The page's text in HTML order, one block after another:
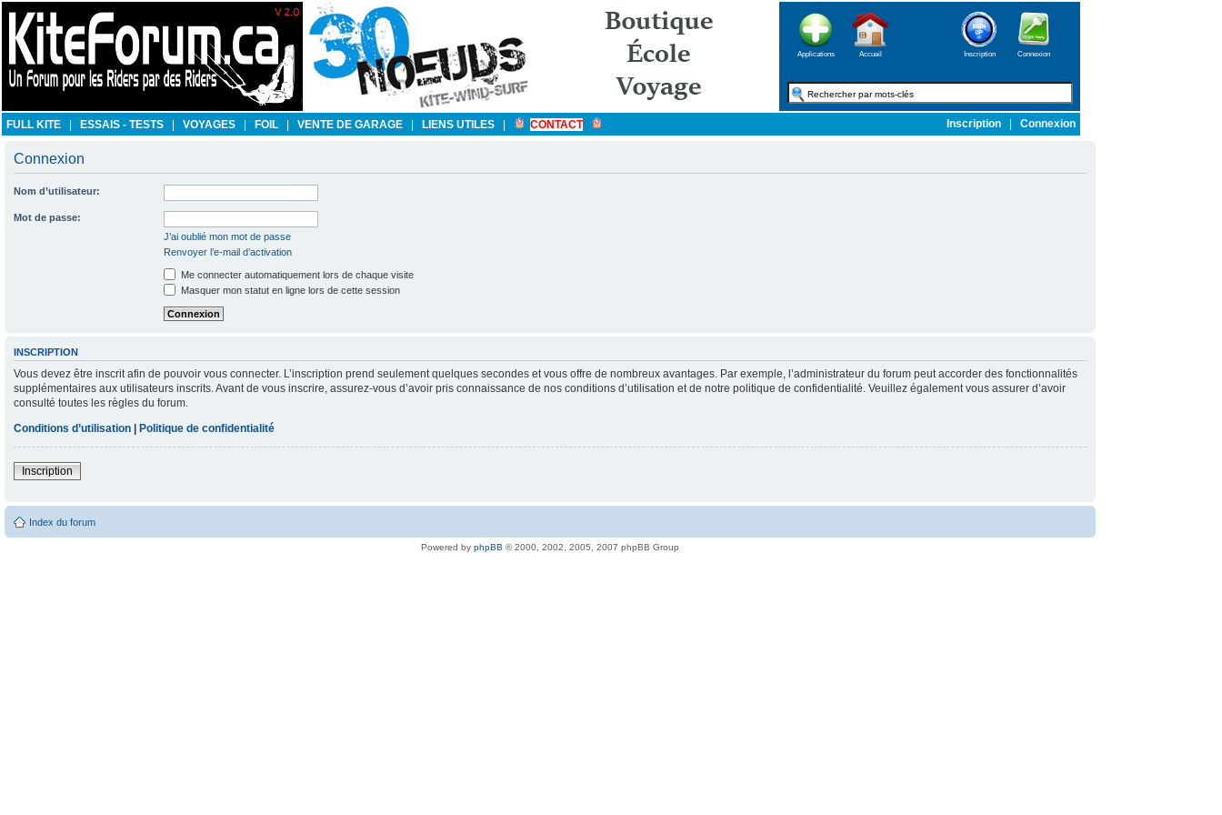
Applications Accueil Inscription Connexion
FULL KITE ESSAIS - TESTS VOYAGES FOIL VENTE DE GARAGE LIENS UTILES CONTACT Inscription Connexion
Connexion
Nom d’utilisateur:
Mot de passe:
J’ai oublié mon mot de passe
Renvoyer l’e-mail d’activation
Me connecter automatiquement lors de chaque visite
Masquer mon statut en ligne lors de cette session
INSCRIPTION
Vous devez être inscrit afin de pouvoir vous connecter. L’inscription prend seulement quelques secondes et vous offre de nombreux avantages. Par exemple, l’administrateur du forum peut accorder des fonctionnalités
supplémentaires aux utilisateurs inscrits. Avant de vous inscrire, assurez-vous d’avoir pris connaissance de nos conditions d’utilisation et de notre politique de confidentialité. Veuillez également vous assurer d’avoir
consulté toutes les règles du forum.
Conditions d’utilisation | Politique de confidentialité
Inscription
Index du forum
Powered by phpBB © 2000, 2002, 2005, 2007 phpBB Group